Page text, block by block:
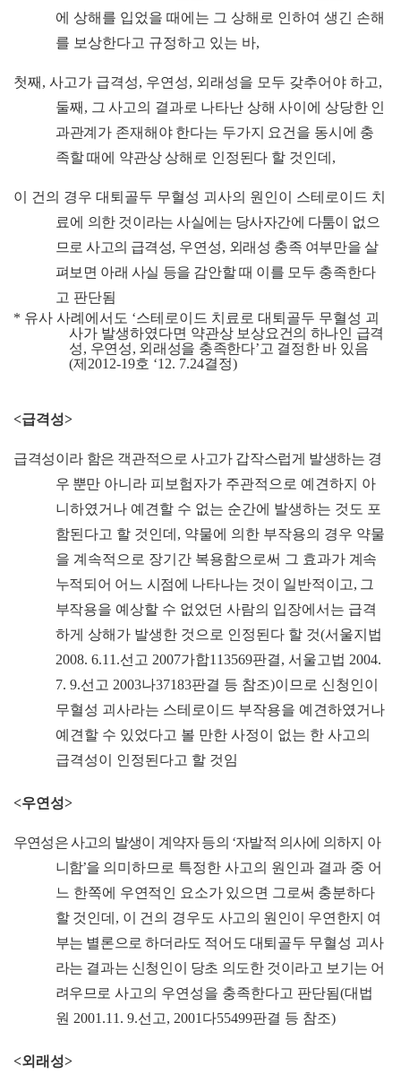
에 상해를 입었을 때에는 그 상해로 인하여 생긴 손해
를 보상한다고 규정하고 있는 바,
첫째 , 사고가 급격성, 우연성, 외래성을 모두 갖추어야 하고,
둘째 , 그 사고의 결과로 나타난 상해 사이에 상당한 인
과관계가 존재해야 한다는 두가지 요건을 동시에 충
족할 때에 약관상 상해로 인정된다 할 것인데 ,
이 건의 경우 대퇴골두 무혈성 괴사의 원인이 스테로이드 치
료에 의한 것이라는 사실에는 당사자간에 다툼이 없으
므로 사고의 급격성, 우연성, 외래성 충족 여부만을 살
펴보면 아래 사실 등을 감안할 때 이를 모두 충족한다
고 판단됨
* 유사 사례에서도 ‘스테로이드 치료로 대퇴골두 무혈성 괴
사가 발생하였다면 약관상 보상요건의 하나인 급격
성, 우연성, 외래성을 충족한다’고 결정한 바 있음
(제 2012-19호 ‘12. 7.24결정)
<급격성>
급격성이라 함은 객관적으로 사고가 갑작스럽게 발생하는 경
우 뿐만 아니라 피보험자가 주관적으로 예견하지 아
니하였거나 예견할 수 없는 순간에 발생하는 것도 포
함된다고 할 것인데 , 약물에 의한 부작용의 경우 약물
을 계속적으로 장기간 복용함으로써 그 효과가 계속
누적되어 어느 시점에 나타나는 것이 일반적이고, 그
부작용을 예상할 수 없었던 사람의 입장에서는 급격
하게 상해가 발생한 것으로 인정된다 할 것(서울지법
2008. 6.11.선고 2007가합113569판결, 서울고법 2004.
7. 9.선고 2003나37183판결 등 참조)이므로 신청인이
무혈성 괴사라는 스테로이드 부작용을 예견하였거나
예견할 수 있었다고 볼 만한 사정이 없는 한 사고의
급격성이 인정된다고 할 것임
<우연성>
우연성은 사고의 발생이 계약자 등의 ‘자발적 의사에 의하지 아
니함’을 의미하므로 특정한 사고의 원인과 결과 중 어
느 한쪽에 우연적인 요소가 있으면 그로써 충분하다
할 것인데 , 이 건의 경우도 사고의 원인이 우연한지 여
부는 별론으로 하더라도 적어도 대퇴골두 무혈성 괴사
라는 결과는 신청인이 당초 의도한 것이라고 보기는 어
려우므로 사고의 우연성을 충족한다고 판단됨(대법
원 2001.11. 9.선고, 2001 다55499판결 등 참조)
<외래성>